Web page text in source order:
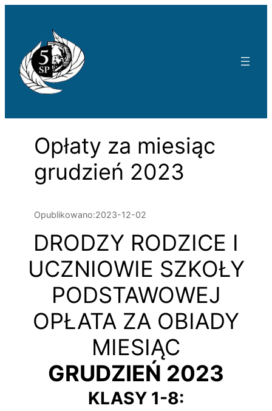
Opłaty za miesiąc
grudzień 2023
Opublikowano:2023-12-02
DRODZY RODZICE I
UCZNIOWIE SZKOŁY
PODSTAWOWEJ
OPŁATA ZA OBIADY
MIESIĄC
GRUDZIEŃ 2023
KLASY 1-8: